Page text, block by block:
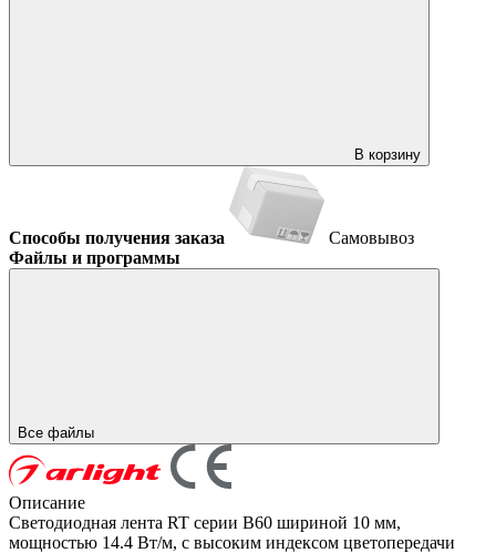
В корзину
Способы получения заказа
Самовывоз
Файлы и программы
Все файлы
Описание
Светодиодная лента RT серии B60 шириной 10 мм,
мощностью 14.4 Вт/м, с высоким индексом цветопередачи